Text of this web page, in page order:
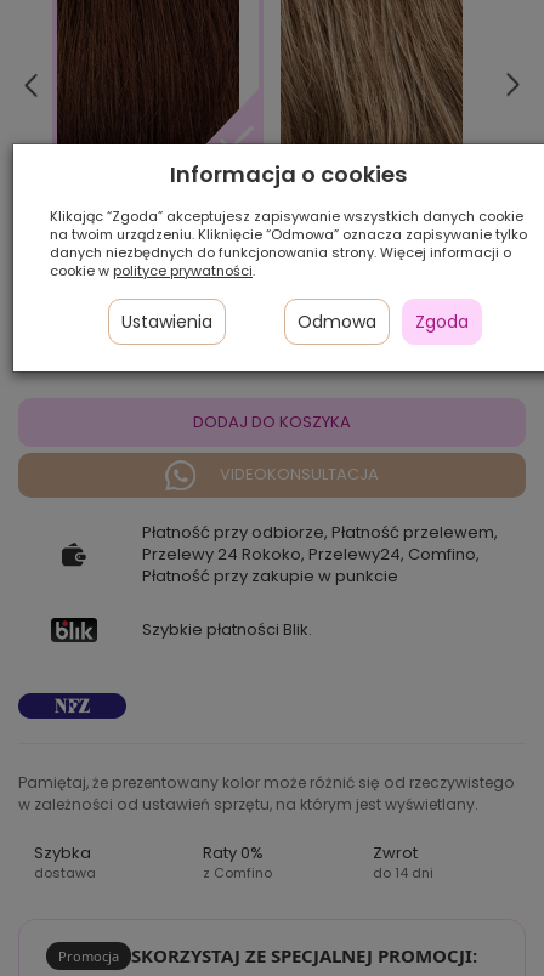
14/12/22
Ilość szt.:
500,00 zł
DODAJ DO KOSZYKA
VIDEOKONSULTACJA
Płatność przy odbiorze, Płatność przelewem,
Przelewy 24 Rokoko, Przelewy24, Comfino,
Płatność przy zakupie w punkcie
Szybkie płatności Blik.
Pamiętaj, że prezentowany kolor może różnić się od rzeczywistego
w zależności od ustawień sprzętu, na którym jest wyświetlany.
Szybka
dostawa
Raty 0%
z Comfino
Zwrot
do 14 dni
Promocja SKORZYSTAJ ZE SPECJALNEJ PROMOCJI:
Informacja o cookies
Klikając “Zgoda” akceptujesz zapisywanie wszystkich danych cookie
na twoim urządzeniu. Kliknięcie “Odmowa” oznacza zapisywanie tylko
danych niezbędnych do funkcjonowania strony. Więcej informacji o
cookie w polityce prywatności.
Ustawienia Odmowa Zgoda